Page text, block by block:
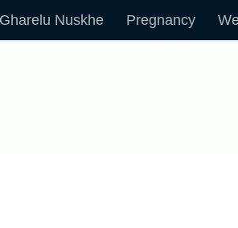
Gharelu Nuskhe Pregnancy